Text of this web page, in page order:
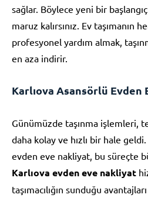
sağlar. Böylece yeni bir
maruz kalırsınız. Ev taşımanın
profesyonel yardım almak,
en aza indirir.
Karlıova Asansörlü Evden
Günümüzde taşınma işlemleri,
daha kolay ve hızlı bir hale
evden eve nakliyat, bu süreçte
Karlıova evden eve nakliyat
taşımacılığın sunduğu